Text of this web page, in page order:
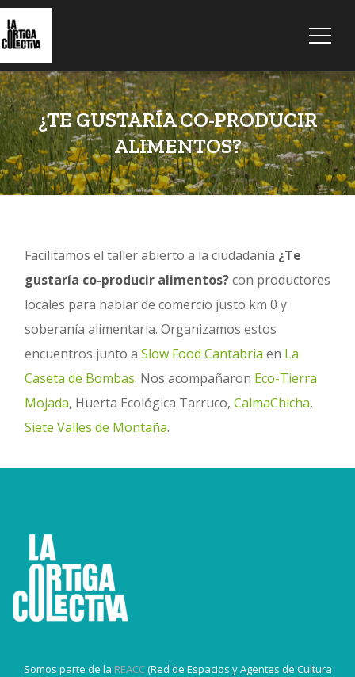
¿TE GUSTARÍA CO-PRODUCIR
ALIMENTOS?
Facilitamos el taller abierto a la ciudadanía ¿Te
gustaría co-producir alimentos?con productores
locales para hablar de comercio justo km 0 y
soberanía alimentaria. Organizamos estos
encuentros junto a Slow Food Cantabria en La
Caseta de Bombas. Nos acompañaron Eco-Tierra
Mojada, Huerta Ecológica Tarruco, CalmaChicha,
Siete Valles de Montaña.
Somos parte de la REACC(Red de Espacios y Agentes de Cultura